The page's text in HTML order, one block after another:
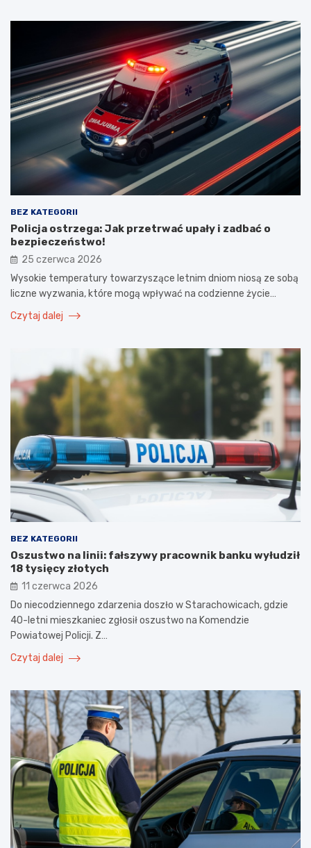
BEZ KATEGORII
Policja ostrzega: Jak przetrwać upały i zadbać o
bezpieczeństwo!
25 czerwca 2026
Wysokie temperatury towarzyszące letnim dniom niosą ze sobą
liczne wyzwania, które mogą wpływać na codzienne życie…
Czytaj dalej
BEZ KATEGORII
Oszustwo na linii: fałszywy pracownik banku wyłudził
18 tysięcy złotych
11 czerwca 2026
Do niecodziennego zdarzenia doszło w Starachowicach, gdzie
40-letni mieszkaniec zgłosił oszustwo na Komendzie
Powiatowej Policji. Z…
Czytaj dalej